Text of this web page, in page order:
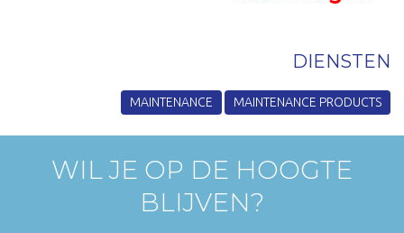
DIENSTEN
MAINTENANCE MAINTENANCE PRODUCTS
WIL JE OP DE HOOGTE
BLIJVEN?